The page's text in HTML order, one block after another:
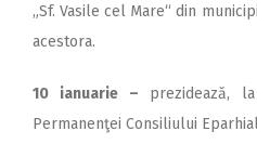
„Sf. Vasile cel Mare“ din
acestora.
10 ianuarie – prezidează,
Permanenţei Consiliului